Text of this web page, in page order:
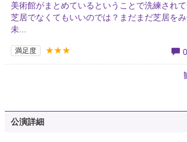
美術館がまとめているということで洗練され
芝居でなくてもいいのでは？まだまだ芝居を
未...
満足度 ★★★ 0
公演詳細